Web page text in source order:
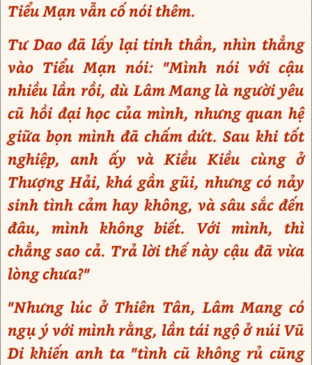
Tiểu Mạn vẫn cố nói thêm.
Tư Dao đã lấy lại tinh thần, nhìn thẳng
vào Tiểu Mạn nói: "Mình nói với cậu
nhiều lần rồi, dù Lâm Mang là người yêu
cũ hồi đại học của mình, nhưng quan hệ
giữa bọn mình đã chấm dứt. Sau khi tốt
nghiệp, anh ấy và Kiều Kiều cùng ở
Thượng Hải, khá gần gũi, nhưng có nảy
sinh tình cảm hay không, và sâu sắc đến
đâu, mình không biết. Với mình, thì
chẳng sao cả. Trả lời thế này cậu đã vừa
lòng chưa?"
"Nhưng lúc ở Thiên Tân, Lâm Mang có
ngụ ý với mình rằng, lần tái ngộ ở núi Vũ
Di khiến anh ta "tình cũ không rủ cũng